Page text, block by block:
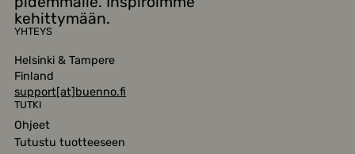
kehittymään.
YHTEYS
Helsinki & Tampere
Finland
support[at]buenno.fi
TUTKI
Ohjeet
Tutustu tuotteeseen